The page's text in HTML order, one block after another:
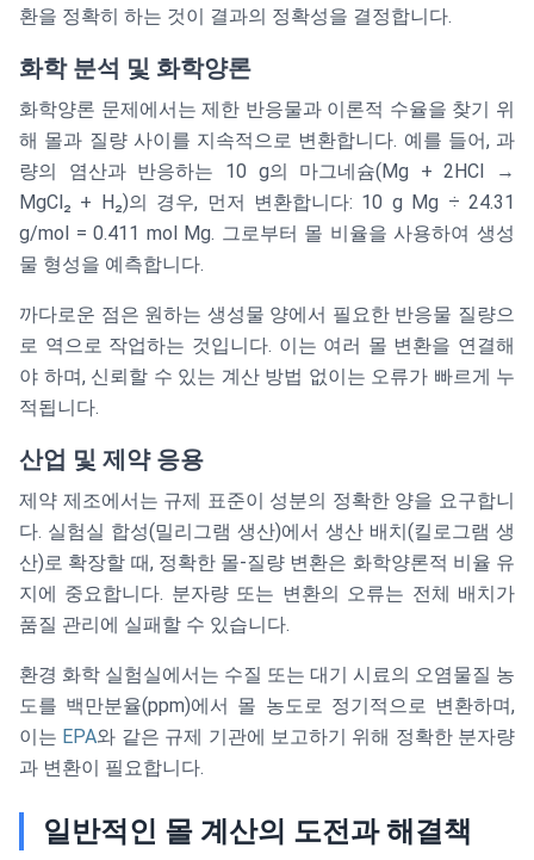
환을 정확히 하는 것이 결과의 정확성을 결정합니다.
화학 분석 및 화학양론
화학양론 문제에서는 제한 반응물과 이론적 수율을 찾기 위
해 몰과 질량 사이를 지속적으로 변환합니다. 예를 들어, 과
량의 염산과 반응하는 10 g의 마그네슘(Mg + 2HCl →
MgCl₂ + H₂)의 경우, 먼저 변환합니다: 10 g Mg ÷ 24.31
g/mol = 0.411 mol Mg. 그로부터 몰 비율을 사용하여 생성
물 형성을 예측합니다.
까다로운 점은 원하는 생성물 양에서 필요한 반응물 질량으
로 역으로 작업하는 것입니다. 이는 여러 몰 변환을 연결해
야 하며, 신뢰할 수 있는 계산 방법 없이는 오류가 빠르게 누
적됩니다.
산업 및 제약 응용
제약 제조에서는 규제 표준이 성분의 정확한 양을 요구합니
다. 실험실 합성(밀리그램 생산)에서 생산 배치(킬로그램 생
산)로 확장할 때, 정확한 몰-질량 변환은 화학양론적 비율 유
지에 중요합니다. 분자량 또는 변환의 오류는 전체 배치가
품질 관리에 실패할 수 있습니다.
환경 화학 실험실에서는 수질 또는 대기 시료의 오염물질 농
도를 백만분율(ppm)에서 몰 농도로 정기적으로 변환하며,
이는 EPA와 같은 규제 기관에 보고하기 위해 정확한 분자량
과 변환이 필요합니다.
일반적인 몰 계산의 도전과 해결책